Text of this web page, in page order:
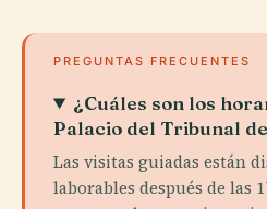
PREGUNTAS FRECUENTES
¿Cuáles son los
Palacio del Tribunal
Las visitas guiadas están
laborables después de las